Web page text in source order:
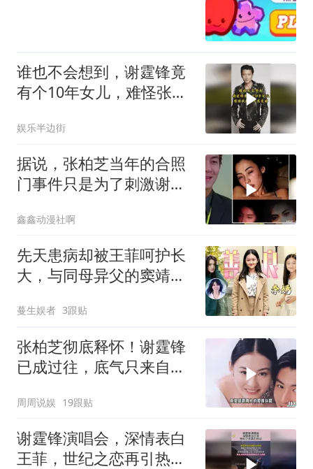
谁也不会想到，谢霆锋竟
有个10年女儿，难怪张柏
娱乐半边街
据说，张柏芝当年的合照
门事件只是为了刺激谢霆
鑫鑫动漫社啊
先天患病却被王菲呵护长
大，与同母异父的窦靖童
越长越像王菲
蔓生娱者 3跟贴
张柏芝彻底释怀！谢霆锋
已成过往，底气只来自自
周周说娱 19跟贴
谢霆锋演唱会，深情表白
王菲，世纪之恋再引热